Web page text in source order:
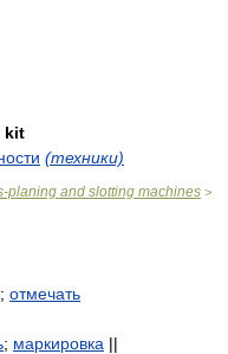
kit
(техники)
planing and slotting machines >
; отмечать
; маркировка ||